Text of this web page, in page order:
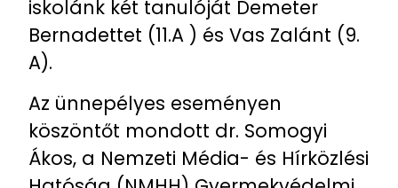
iskolánk két tanulóját Demeter
Bernadettet (11.A ) és Vas Zalánt (9.
A).
Az ünnepélyes eseményen
köszöntőt mondott dr. Somogyi
Ákos, a Nemzeti Média- és Hírközlési